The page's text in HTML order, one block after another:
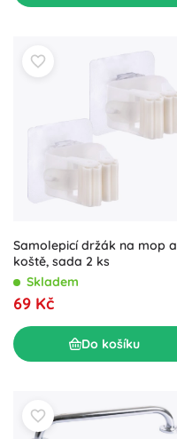
Samolepicí držák na mop a
koště, sada 2 ks
Skladem
69 Kč
Do košíku